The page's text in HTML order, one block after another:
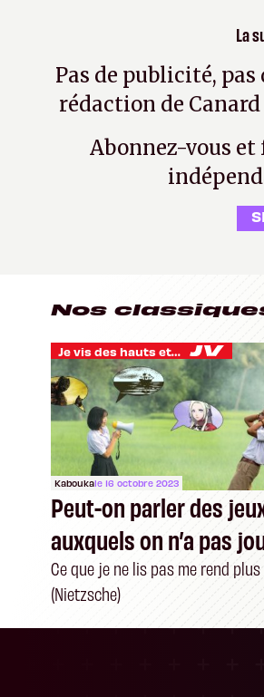
La
Pas de publicité,
rédaction de
Abonnez-vous
Nos
Je vis des hauts et des bas
Kaboukale 16 octobre 2023
Peut-on parler des
auxquels on n’a pas
Ce que je ne lis pas me rend
(Nietzsche)